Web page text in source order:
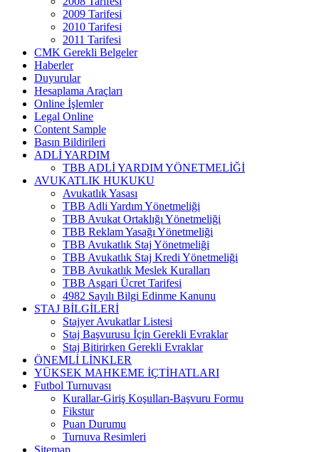
2009 Tarifesi
2010 Tarifesi
2011 Tarifesi
CMK Gerekli Belgeler
Haberler
Duyurular
Hesaplama Araçları
Online İşlemler
Legal Online
Content Sample
Basın Bildirileri
ADLİ YARDIM
TBB ADLİ YARDIM YÖNETMELİĞİ
AVUKATLIK HUKUKU
Avukatlık Yasası
TBB Adli Yardım Yönetmeliği
TBB Avukat Ortaklığı Yönetmeliği
TBB Reklam Yasağı Yönetmeliği
TBB Avukatlık Staj Yönetmeliği
TBB Avukatlık Staj Kredi Yönetmeliği
TBB Avukatlık Meslek Kuralları
TBB Asgari Ücret Tarifesi
4982 Sayılı Bilgi Edinme Kanunu
STAJ BİLGİLERİ
Stajyer Avukatlar Listesi
Staj Başvurusu İçin Gerekli Evraklar
Staj Bitirirken Gerekli Evraklar
ÖNEMLİ LİNKLER
YÜKSEK MAHKEME İÇTİHATLARI
Futbol Turnuvası
Kurallar-Giriş Koşulları-Başvuru Formu
Fikstur
Puan Durumu
Turnuva Resimleri
Sitemap